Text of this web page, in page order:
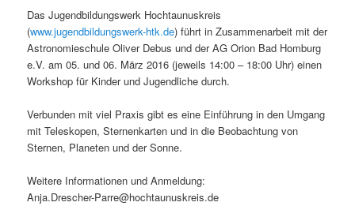
Das Jugendbildungswerk Hochtaunuskreis
(www.jugendbildungswerk-htk.de) führt in Zusammenarbeit mit der
Astronomieschule Oliver Debus und der AG Orion Bad Homburg
e.V. am 05. und 06. März 2016 (jeweils 14:00 – 18:00 Uhr) einen
Workshop für Kinder und Jugendliche durch.
Verbunden mit viel Praxis gibt es eine Einführung in den Umgang
mit Teleskopen, Sternenkarten und in die Beobachtung von
Sternen, Planeten und der Sonne.
Weitere Informationen und Anmeldung:
Anja.Drescher-Parre@hochtaunuskreis.de